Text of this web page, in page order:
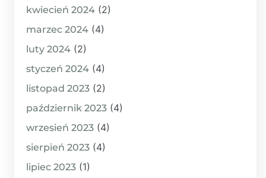
kwiecień 2024 (2)
marzec 2024 (4)
luty 2024 (2)
styczeń 2024 (4)
listopad 2023 (2)
październik 2023 (4)
wrzesień 2023 (4)
sierpień 2023 (4)
lipiec 2023 (1)